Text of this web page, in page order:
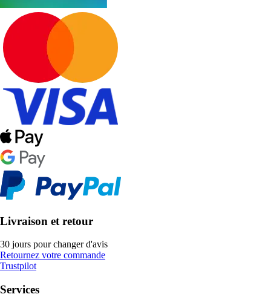
Livraison et retour
30 jours pour changer d'avis
Retournez votre commande
Trustpilot
Services